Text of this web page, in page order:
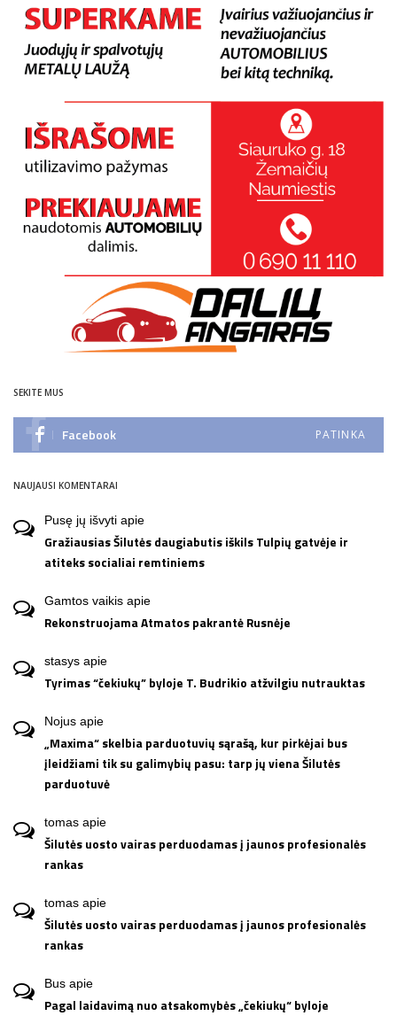
SEKITE MUS
Facebook PATINKA
NAUJAUSI KOMENTARAI
Pusę jų išvyti apie
Gražiausias Šilutės daugiabutis iškils Tulpių gatvėje ir
atiteks socialiai remtiniems
Gamtos vaikis apie
Rekonstruojama Atmatos pakrantė Rusnėje
stasys apie
Tyrimas “čekiukų” byloje T. Budrikio atžvilgiu nutrauktas
Nojus apie
„Maxima“ skelbia parduotuvių sąrašą, kur pirkėjai bus
įleidžiami tik su galimybių pasu: tarp jų viena Šilutės
parduotuvė
tomas apie
Šilutės uosto vairas perduodamas į jaunos profesionalės
rankas
tomas apie
Šilutės uosto vairas perduodamas į jaunos profesionalės
rankas
Bus apie
Pagal laidavimą nuo atsakomybės „čekiukų“ byloje